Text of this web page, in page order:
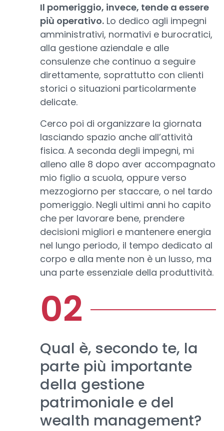
Il pomeriggio, invece, tende a essere
più operativo. Lo dedico agli impegni
amministrativi, normativi e burocratici,
alla gestione aziendale e alle
consulenze che continuo a seguire
direttamente, soprattutto con clienti
storici o situazioni particolarmente
delicate.
Cerco poi di organizzare la giornata
lasciando spazio anche all’attività
fisica. A seconda degli impegni, mi
alleno alle 8 dopo aver accompagnato
mio figlio a scuola, oppure verso
mezzogiorno per staccare, o nel tardo
pomeriggio. Negli ultimi anni ho capito
che per lavorare bene, prendere
decisioni migliori e mantenere energia
nel lungo periodo, il tempo dedicato al
corpo e alla mente non è un lusso, ma
una parte essenziale della produttività.
Qual è, secondo te, la
parte più importante
della gestione
patrimoniale e del
wealth management?